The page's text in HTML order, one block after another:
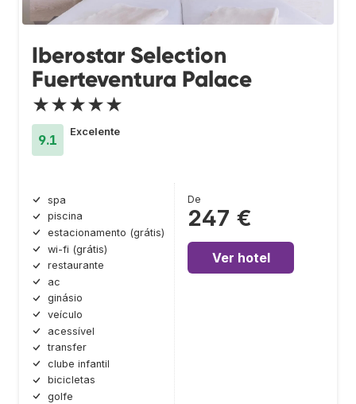
Iberostar Selection
Fuerteventura Palace
★★★★★
9.1
Excelente
spa
piscina
estacionamento (grátis)
wi-fi (grátis)
restaurante
ac
ginásio
veículo
acessível
transfer
clube infantil
bicicletas
golfe
De
247 €
Ver hotel